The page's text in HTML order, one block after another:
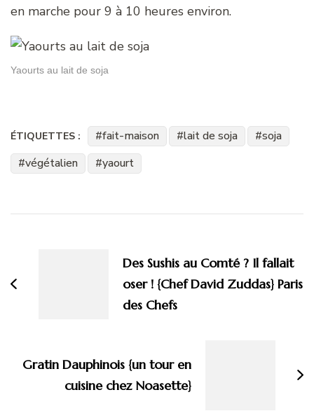
en marche pour 9 à 10 heures environ.
Yaourts au lait de soja
ÉTIQUETTES : fait-maison lait de soja
soja
végétalien
yaourt
Des Sushis au Comté ? Il fallait
oser ! {Chef David Zuddas} Paris
des Chefs
Gratin Dauphinois {un tour en
cuisine chez Noasette}